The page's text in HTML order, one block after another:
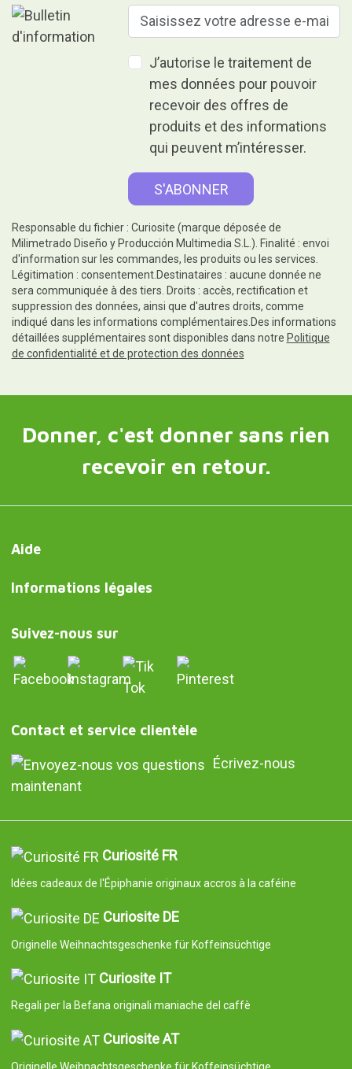
J’autorise le traitement de
mes données pour pouvoir
recevoir des offres de
produits et des informations
qui peuvent m’intéresser.
Responsable du fichier : Curiosite (marque déposée de
Milimetrado Diseño y Producción Multimedia S.L.). Finalité : envoi
d'information sur les commandes, les produits ou les services.
Légitimation : consentement.Destinataires : aucune donnée ne
sera communiquée à des tiers. Droits : accès, rectification et
suppression des données, ainsi que d'autres droits, comme
indiqué dans les informations complémentaires.Des informations
détaillées supplémentaires sont disponibles dans notre Politique
de confidentialité et de protection des données
Donner, c'est donner sans rien
recevoir en retour.
Aide
Informations légales
Suivez-nous sur
Contact et service clientèle
Écrivez-nous
maintenant
Curiosité FR
Idées cadeaux de l'Épiphanie originaux accros à la caféine
Curiosite DE
Originelle Weihnachtsgeschenke für Koffeinsüchtige
Curiosite IT
Regali per la Befana originali maniache del caffè
Curiosite AT